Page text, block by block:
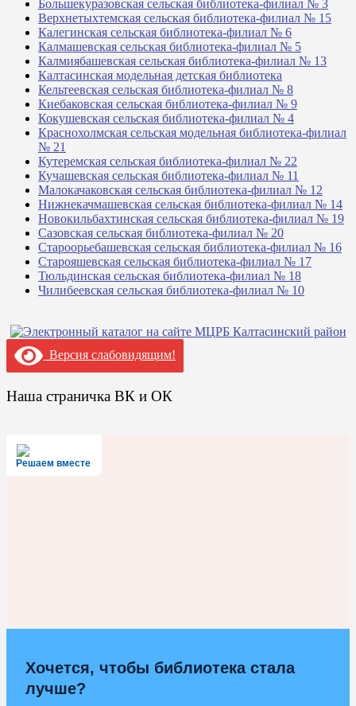
Большекуразовская сельская библиотека-филиал № 3
Верхнетыхтемская сельская библиотека-филиал № 15
Калегинская сельская библиотека-филиал № 6
Калмашевская сельская библиотека-филиал № 5
Калмиябашевская сельская библиотека-филиал № 13
Калтасинская модельная детская библиотека
Кельтеевская сельская библиотека-филиал № 8
Киебаковская сельская библиотека-филиал № 9
Кокушевская сельская библиотека-филиал № 4
Краснохолмская сельская модельная библиотека-филиал
№ 21
Кутеремская сельская библиотека-филиал № 22
Кучашевская сельская библиотека-филиал № 11
Малокачаковская сельская библиотека-филиал № 12
Нижнекачмашевская сельская библиотека-филиал № 14
Новокильбахтинская сельская библиотека-филиал № 19
Сазовская сельская библиотека-филиал № 20
Староорьебашевская сельская библиотека-филиал № 16
Старояшевская сельская библиотека-филиал № 17
Тюльдинская сельская библиотека-филиал № 18
Чилибеевская сельская библиотека-филиал № 10
Версия слабовидящим!
Наша страничка ВК и ОК
Решаем вместе
Хочется, чтобы библиотека стала
лучше?